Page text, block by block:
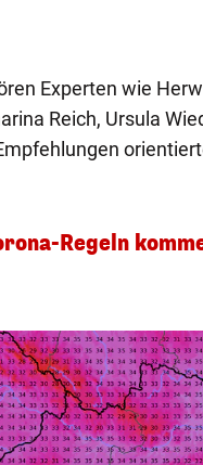
Experten wie
Reich, Ursula
Regeln